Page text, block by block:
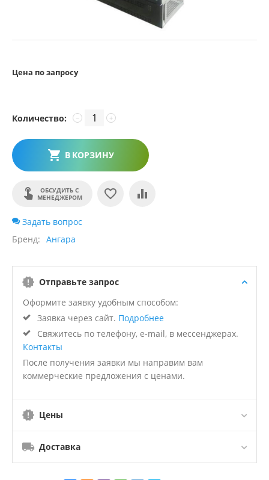
Цена по запросу
Количество: +
−
В КОРЗИНУ
ОБСУДИТЬ С
МЕНЕДЖЕРОМ
Задать вопрос
Бренд
Ангара
Отправьте запрос
Оформите заявку удобным способом:
Заявка через сайт. Подробнее
Свяжитесь по телефону, e-mail, в мессенджерах.
Контакты
После получения заявки мы направим вам
коммерческие предложения с ценами.
Цены
Доставка